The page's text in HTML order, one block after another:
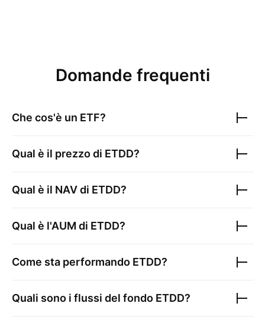
Domande frequenti
Che cos'è un ETF?
Qual è il prezzo di ETDD?
Qual è il NAV di ETDD?
Qual è l'AUM di ETDD?
Come sta performando ETDD?
Quali sono i flussi del fondo ETDD?